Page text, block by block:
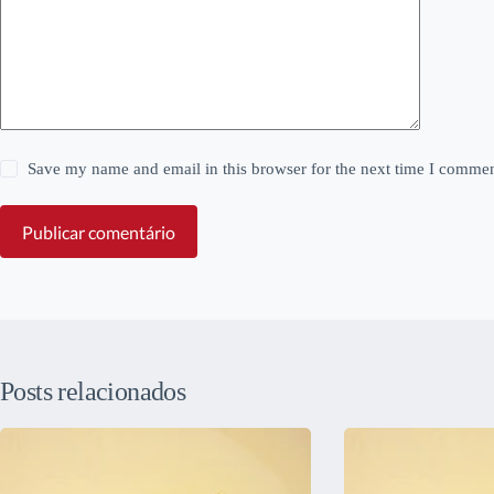
Save my name and email in this browser for the next time I
Publicar comentário
Posts relacionados